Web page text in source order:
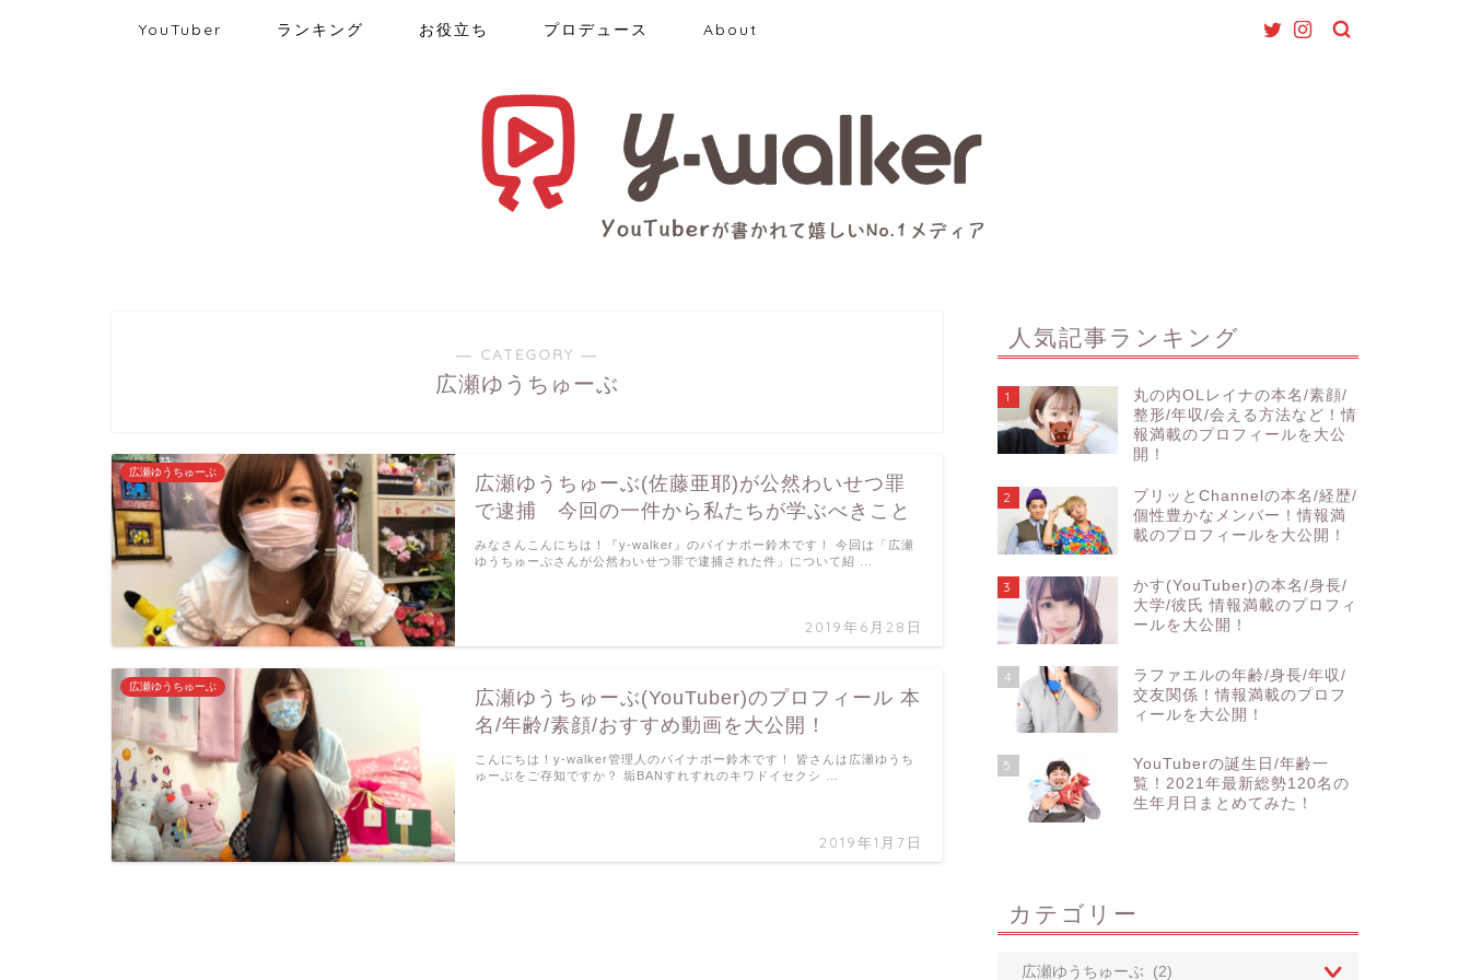
YouTuber ランキング お役立ち プロデュース About
― CATEGORY ―
広瀬ゆうちゅーぶ
広瀬ゆうちゅーぶ
広瀬ゆうちゅーぶ(佐藤亜耶)が公然わいせつ罪
で逮捕 今回の一件から私たちが学ぶべきこと
2019年6月28日
みなさんこんにちは！『y-walker』のパイナポー鈴木です！ 今回は「広瀬
ゆうちゅーぶさんが公然わいせつ罪で逮捕された件」について紹 …
広瀬ゆうちゅーぶ
広瀬ゆうちゅーぶ(YouTuber)のプロフィール 本
名/年齢/素顔/おすすめ動画を大公開！
2019年1月7日
こんにちは！y-walker管理人のパイナポー鈴木です！ 皆さんは広瀬ゆうち
ゅーぶをご存知ですか？ 垢BANすれすれのキワドイセクシ …
人気記事ランキング
1
丸の内OLレイナの本名/素顔/
整形/年収/会える方法など！情
報満載のプロフィールを大公
開！
2
プリッとChannelの本名/経歴/
個性豊かなメンバー！情報満
載のプロフィールを大公開！
3
かす(YouTuber)の本名/身長/
大学/彼氏 情報満載のプロフィ
ールを大公開！
4
ラファエルの年齢/身長/年収/
交友関係！情報満載のプロフ
ィールを大公開！
5
YouTuberの誕生日/年齢一
覧！2021年最新総勢120名の
生年月日まとめてみた！
カテゴリー